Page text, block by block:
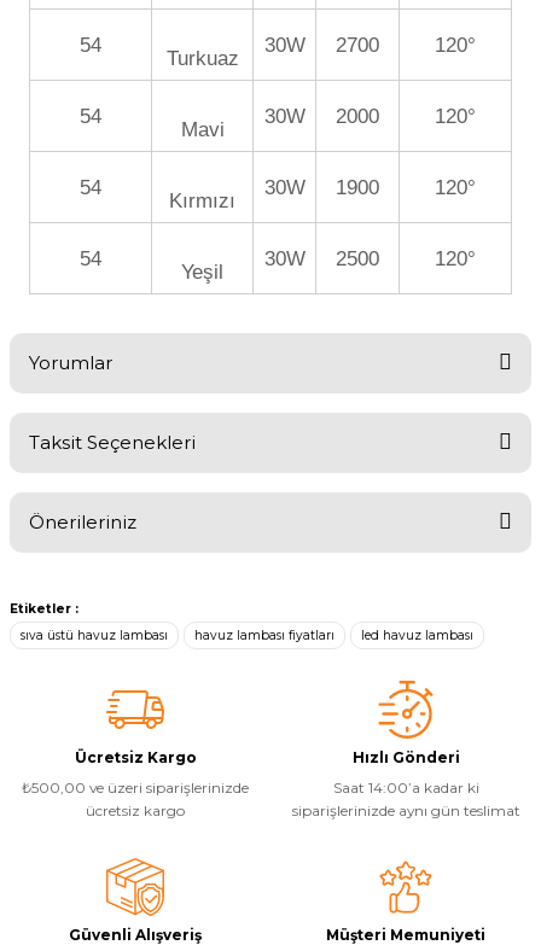
54
Turkuaz
30W 2700 120°
54
Mavi
30W 2000 120°
54
Kırmızı
30W 1900 120°
54
Yeşil
30W 2500 120°
Yorumlar
Taksit Seçenekleri
Önerileriniz
konularda yetersiz gördüğünüz noktaları öneri formunu kullanarak
tarafımıza iletebilirsiniz.
Görüş ve önerileriniz için teşekkür ederiz.
Ürün resmi kalitesiz, bozuk veya görüntülenemiyor.
Ürün açıklamasında eksik bilgiler bulunuyor.
Ürün bilgilerinde hatalar bulunuyor.
Ürün fiyatı diğer sitelerden daha pahalı.
Etiketler :
sıva üstü havuz lambası
havuz lambası fiyatları led havuz lambası
Ücretsiz Kargo
₺500,00 ve üzeri siparişlerinizde
ücretsiz kargo
Hızlı Gönderi
Saat 14:00’a kadar ki
siparişlerinizde aynı gün teslimat
Güvenli Alışveriş
Müşteri Memuniyeti